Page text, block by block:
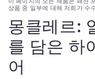
상품 중 일부에 대해 저희가 수
몽클레르:
를 담은 하
어